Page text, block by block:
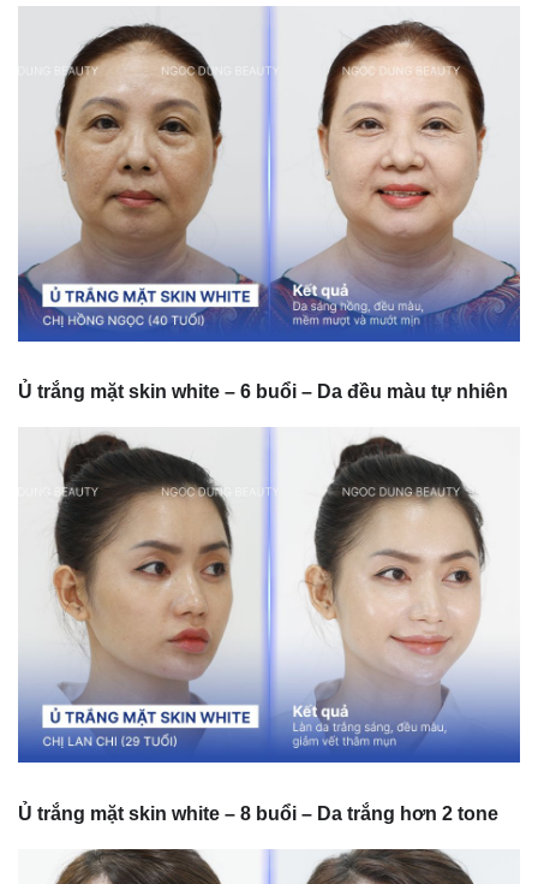
Ủ trắng mặt skin white – 6 buổi – Da đều màu tự nhiên
Ủ trắng mặt skin white – 8 buổi – Da trắng hơn 2 tone